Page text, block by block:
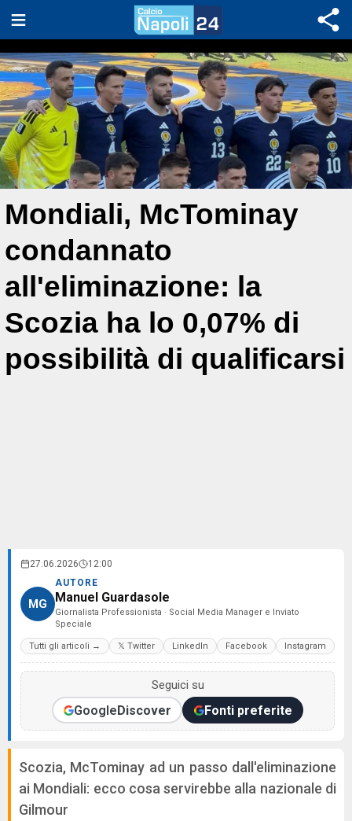
Mondiali, McTominay
condannato
all'eliminazione: la
Scozia ha lo 0,07% di
possibilità di qualificarsi
27.06.2026 12:00
MG
AUTORE
Manuel Guardasole
Giornalista Professionista · Social Media Manager e Inviato
Speciale
Tutti gli articoli → 𝕏 Twitter LinkedIn Facebook Instagram
Seguici su
GoogleDiscover Fonti preferite
Scozia, McTominay ad un passo dall'eliminazione
ai Mondiali: ecco cosa servirebbe alla nazionale di
Gilmour